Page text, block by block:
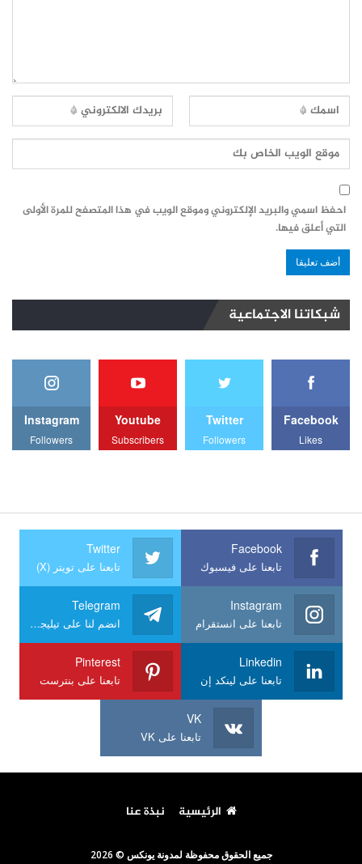
احفظ اسمي والبريد الإلكتروني وموقع الويب في هذا المتصفح للمرة الأولى
التي أعلق فيها.
شبكاتنا الاجتماعية
Facebook
Likes
Twitter
Followers
Youtube
Subscribers
Instagram
Followers
Facebook
تابعنا على فيسبوك
Twitter
تابعنا على تويتر (X)
Instagram
تابعنا على انستقرام
Telegram
انضم لنا على تيليجرام
Linkedin
تابعنا على لينكد إن
Pinterest
تابعنا على بنترست
VK
تابعنا على VK
الرئيسية نبذة عنا
جميع الحقوق محفوظة لمدونة يونكس © 2026